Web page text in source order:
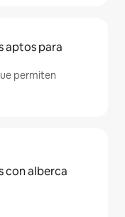
aptos para
permiten
con alberca